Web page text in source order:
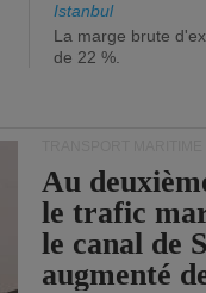
Istanbul
La marge brute
de 22 %.
Au
le trafic
le canal de
augmenté